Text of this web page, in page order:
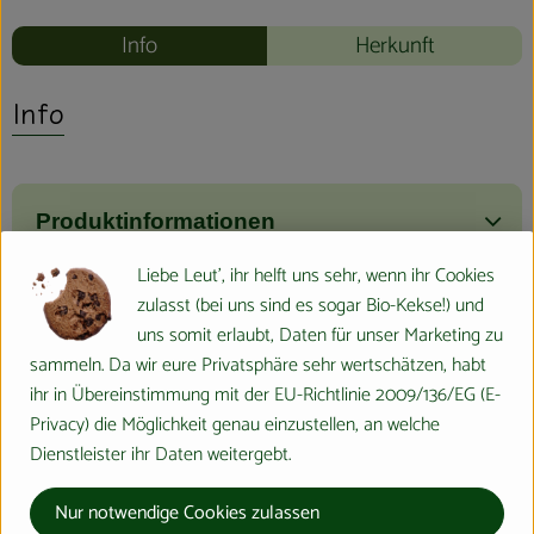
Info Herkunft
Info
Produktinformationen
Zutaten
Produktdatenblatt
Herkunft
Liebe Leut', ihr helft uns sehr, wenn ihr Cookies
zulasst (bei uns sind es sogar Bio-Kekse!) und
uns somit erlaubt, Daten für unser Marketing zu
sammeln. Da wir eure Privatsphäre sehr wertschätzen, habt
ihr in Übereinstimmung mit der EU-Richtlinie 2009/136/EG (E-
Privacy) die Möglichkeit genau einzustellen, an welche
Dienstleister ihr Daten weitergebt.
Nur notwendige Cookies zulassen